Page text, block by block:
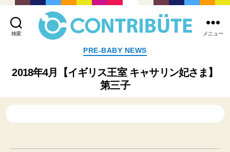
検索
式
会
社
コ
ン
ト
ー
メニュー
カ
テ
ゴ
リ
ー
PRE-BABY NEWS
2018年4月【イギリス王室 キャサリン妃さま】
第三子